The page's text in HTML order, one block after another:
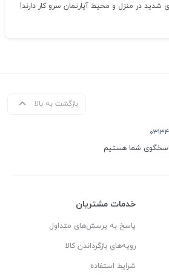
شدید در منزل و محیط آپارتمان سرو کار دارند!
بازگشت به بالا
خدمات مشتریان
پاسخ به پرسش‌های متداول
رویه‌های بازگرداندن کالا
شرایط استفاده